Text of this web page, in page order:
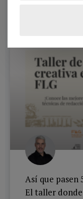
Así que pasen
El taller